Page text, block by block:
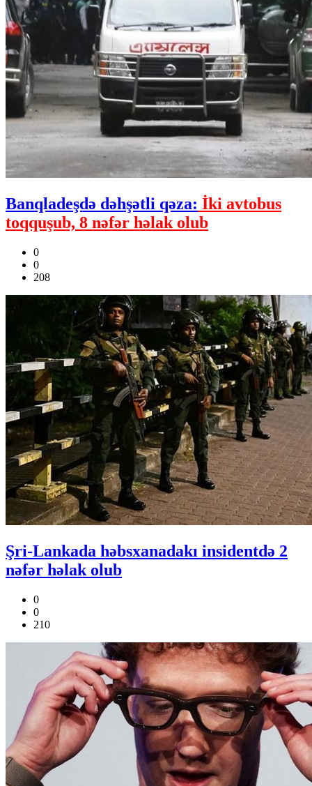
Banqladeşdə dəhşətli qəza: İki avtobus
toqquşub, 8 nəfər həlak olub
0
0
208
Şri-Lankada həbsxanadakı insidentdə 2
nəfər həlak olub
0
0
210